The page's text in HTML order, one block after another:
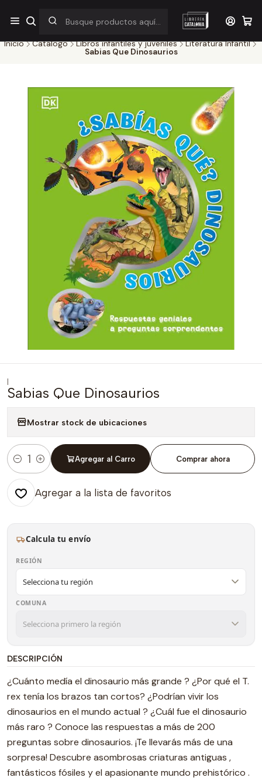
¡Por pocos días! Despacho a $1.000 en RM por compras sobre
$38.000
Inicio Catálogo Libros infantiles y juveniles
Literatura Infantil
Sabias Que Dinosaurios
|
Sabias Que Dinosaurios
Mostrar stock de ubicaciones
Cantidad
Agregar al Carro Comprar ahora
Agregar a la lista de favoritos
Calcula tu envío
REGIÓN
COMUNA
DESCRIPCIÓN
¿Cuánto medía el dinosaurio más grande ? ¿Por qué el T.
rex tenía los brazos tan cortos? ¿Podrían vivir los
dinosaurios en el mundo actual ? ¿Cuál fue el dinosaurio
más raro ? Conoce las respuestas a más de 200
preguntas sobre dinosaurios. ¡Te llevarás más de una
sorpresa! Descubre asombrosas criaturas antiguas ,
fantásticos fósiles y el apasionante mundo prehistórico .